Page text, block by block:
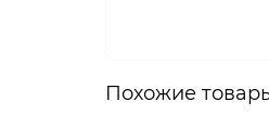
Похожие